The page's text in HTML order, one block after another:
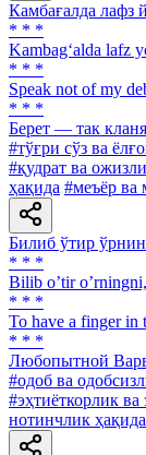
Камбағалда лафз
* * *
Kambag‘alda lafz
* * *
Speak not of my
* * *
Берет — так
#тўғри сўз ва
#қудрат ва
ҳақида #меъёр ва
Билиб ўтир
* * *
Bilib oʼtir
* * *
To have a finger in
* * *
Любопытной
#одоб ва
#эҳтиёткорлик ва
нотинчлик ҳақида